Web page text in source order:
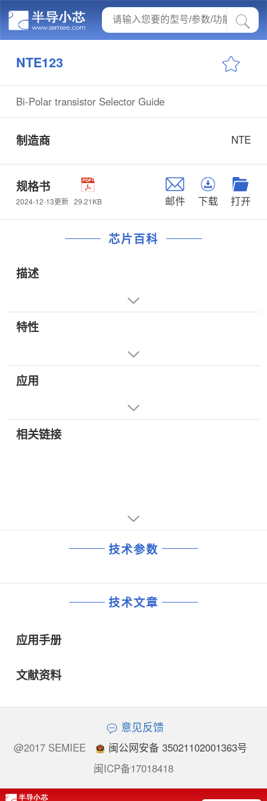
NTE123
Bi-Polar transistor Selector Guide
制造商 NTE
规格书
2024-12-13更新 29.21KB 邮件 下载 打开
芯片百科
描述
特性
应用
相关链接
技术参数
技术文章
应用手册
文献资料
意见反馈
@2017 SEMIEE
闽公网安备 35021102001363号
闽ICP备17018418